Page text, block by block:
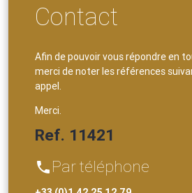
Contact
Afin de pouvoir vous répondre en
merci de noter les références
appel.
Merci.
Ref. 11421
phone Par téléphone